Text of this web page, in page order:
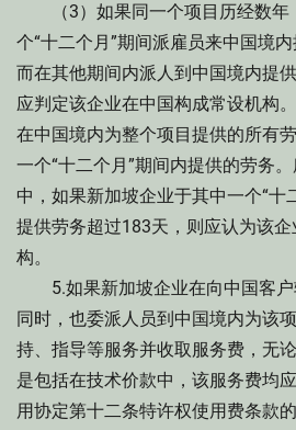
（3）如果同一个项目历经数年
个“十二个月”期间派雇员来中国境
而在其他期间内派人到中国境内提
应判定该企业在中国构成常设机构
在中国境内为整个项目提供的所有
一个“十二个月”期间内提供的劳务
中，如果新加坡企业于其中一个“十
提供劳务超过183天，则应认为该
构。
5.如果新加坡企业在向中国客户
同时，也委派人员到中国境内为该
持、指导等服务并收取服务费，无
是包括在技术价款中，该服务费均
用协定第十二条特许权使用费条款